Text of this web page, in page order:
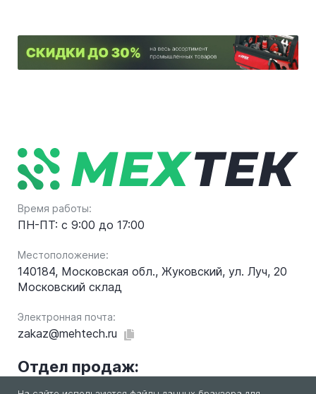
Время работы:
ПН-ПТ: с 9:00 до 17:00
Местоположение:
140184, Московская обл., Жуковский, ул. Луч, 20
Московский склад
Электронная почта:
zakaz@mehtech.ru
Отдел продаж: